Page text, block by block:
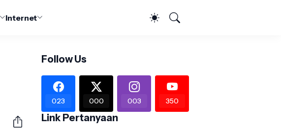
Internet
Follow Us
023 000 003 350
Link Pertanyaan